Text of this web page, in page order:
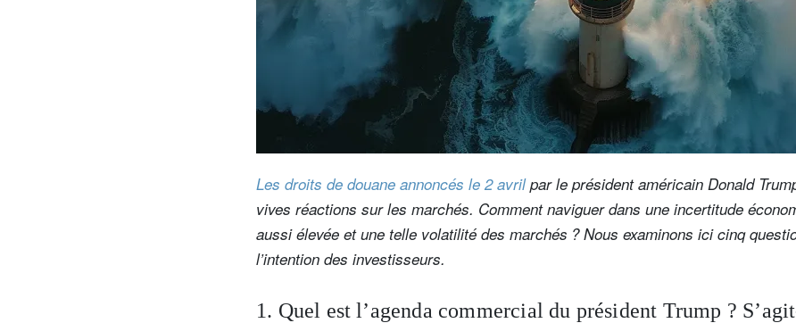
Les droits de douane annoncés le 2 avrilpar le président américain Donald
vives réactions sur les marchés. Comment naviguer dans une incertitude
aussi élevée et une telle volatilité des marchés ? Nous examinons ici cinq
l’intention des investisseurs.
1. Quel est l’agenda commercial du président Trump ?